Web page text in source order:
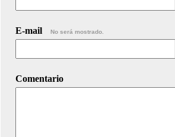
E-mail No será mostrado.
Comentario